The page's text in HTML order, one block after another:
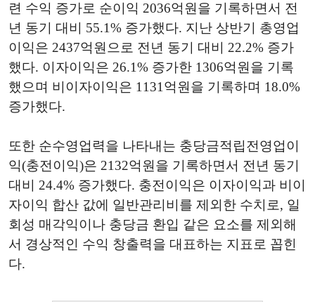
련 수익 증가로 순이익 2036억원을 기록하면서 전
년 동기 대비 55.1% 증가했다. 지난 상반기 총영업
이익은 2437억원으로 전년 동기 대비 22.2% 증가
했다. 이자이익은 26.1% 증가한 1306억원을 기록
했으며 비이자이익은 1131억원을 기록하며 18.0%
증가했다.
또한 순수영업력을 나타내는 충당금적립전영업이
익(충전이익)은 2132억원을 기록하면서 전년 동기
대비 24.4% 증가했다. 충전이익은 이자이익과 비이
자이익 합산 값에 일반관리비를 제외한 수치로, 일
회성 매각익이나 충당금 환입 같은 요소를 제외해
서 경상적인 수익 창출력을 대표하는 지표로 꼽힌
다.